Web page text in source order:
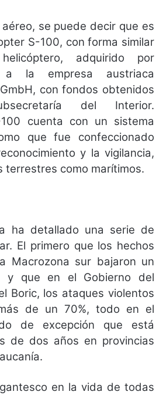
se puede decir que es
S-100, con forma similar
adquirido por
a la empresa austriaca
con fondos obtenidos
del Interior.
cuenta con un sistema
que fue confeccionado
y la vigilancia,
terrestres como marítimos.
ha detallado una serie de
El primero que los hechos
Macrozona sur bajaron un
y que en el Gobierno del
Boric, los ataques violentos
de un 70%, todo en el
de excepción que está
de dos años en provincias
en la vida de todas